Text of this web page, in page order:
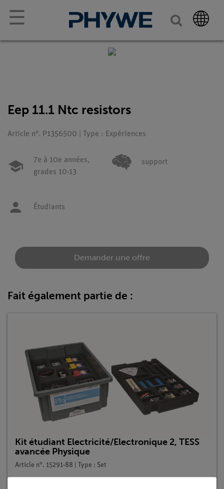
☰
Eep 11.1 Ntc resistors
Article n°. P1356500 | Type : Expériences
7e à 10e années,
grades 10-13
support
Étudiants
Demander une offre
Fait également partie de :
Kit étudiant Electricité/Electronique 2, TESS
avancée Physique
Article n°. 15291-88 | Type : Set